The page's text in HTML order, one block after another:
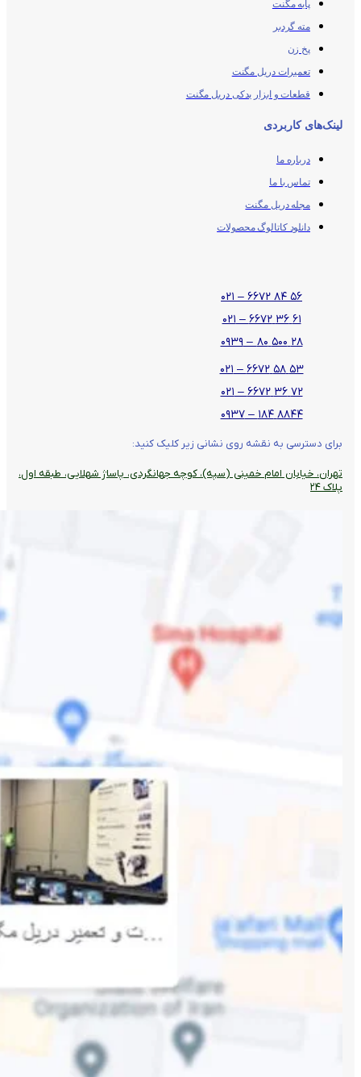
پایه مگنت
مته گردبر
پخ زن
تعمیرات دریل مگنت
قطعات و ابزار یدکی دریل مگنت
لینک‌های کاربردی
درباره ما
تماس با ما
مجله دریل مگنت
دانلود کاتالوگ محصولات
۵۶ ۸۴ ۶۶۷۲ – ۰۲۱
۶۱ ۳۶ ۶۶۷۲ – ۰۲۱
۲۸ ۵۰۰ ۸۰ – ۰۹۳۹
۵۳ ۵۸ ۶۶۷۲ – ۰۲۱
۷۲ ۳۶ ۶۶۷۲ – ۰۲۱
۸۸۴۴ ۱۸۴ – ۰۹۳۷
برای دسترسی به نقشه روی نشانی زیر کلیک کنید:
تهران، خیابان امام خمینی (سپه)، کوچه جهانگردی،‌ پاساژ شهلایی، طبقه اول،
پلاک ۲۴